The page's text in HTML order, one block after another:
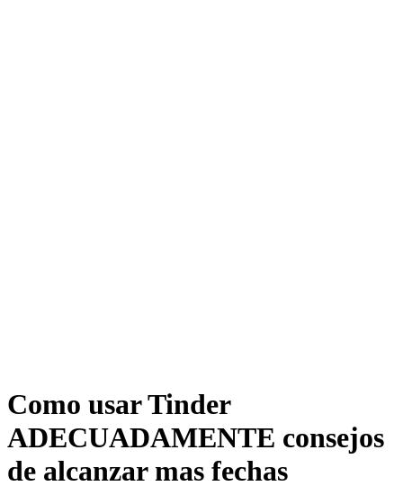
Como usar Tinder
ADECUADAMENTE consejos
de alcanzar mas fechas